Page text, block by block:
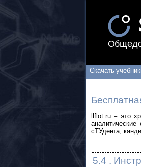
Скачать
llflot.ru – это
сТУдента,
5.4 .